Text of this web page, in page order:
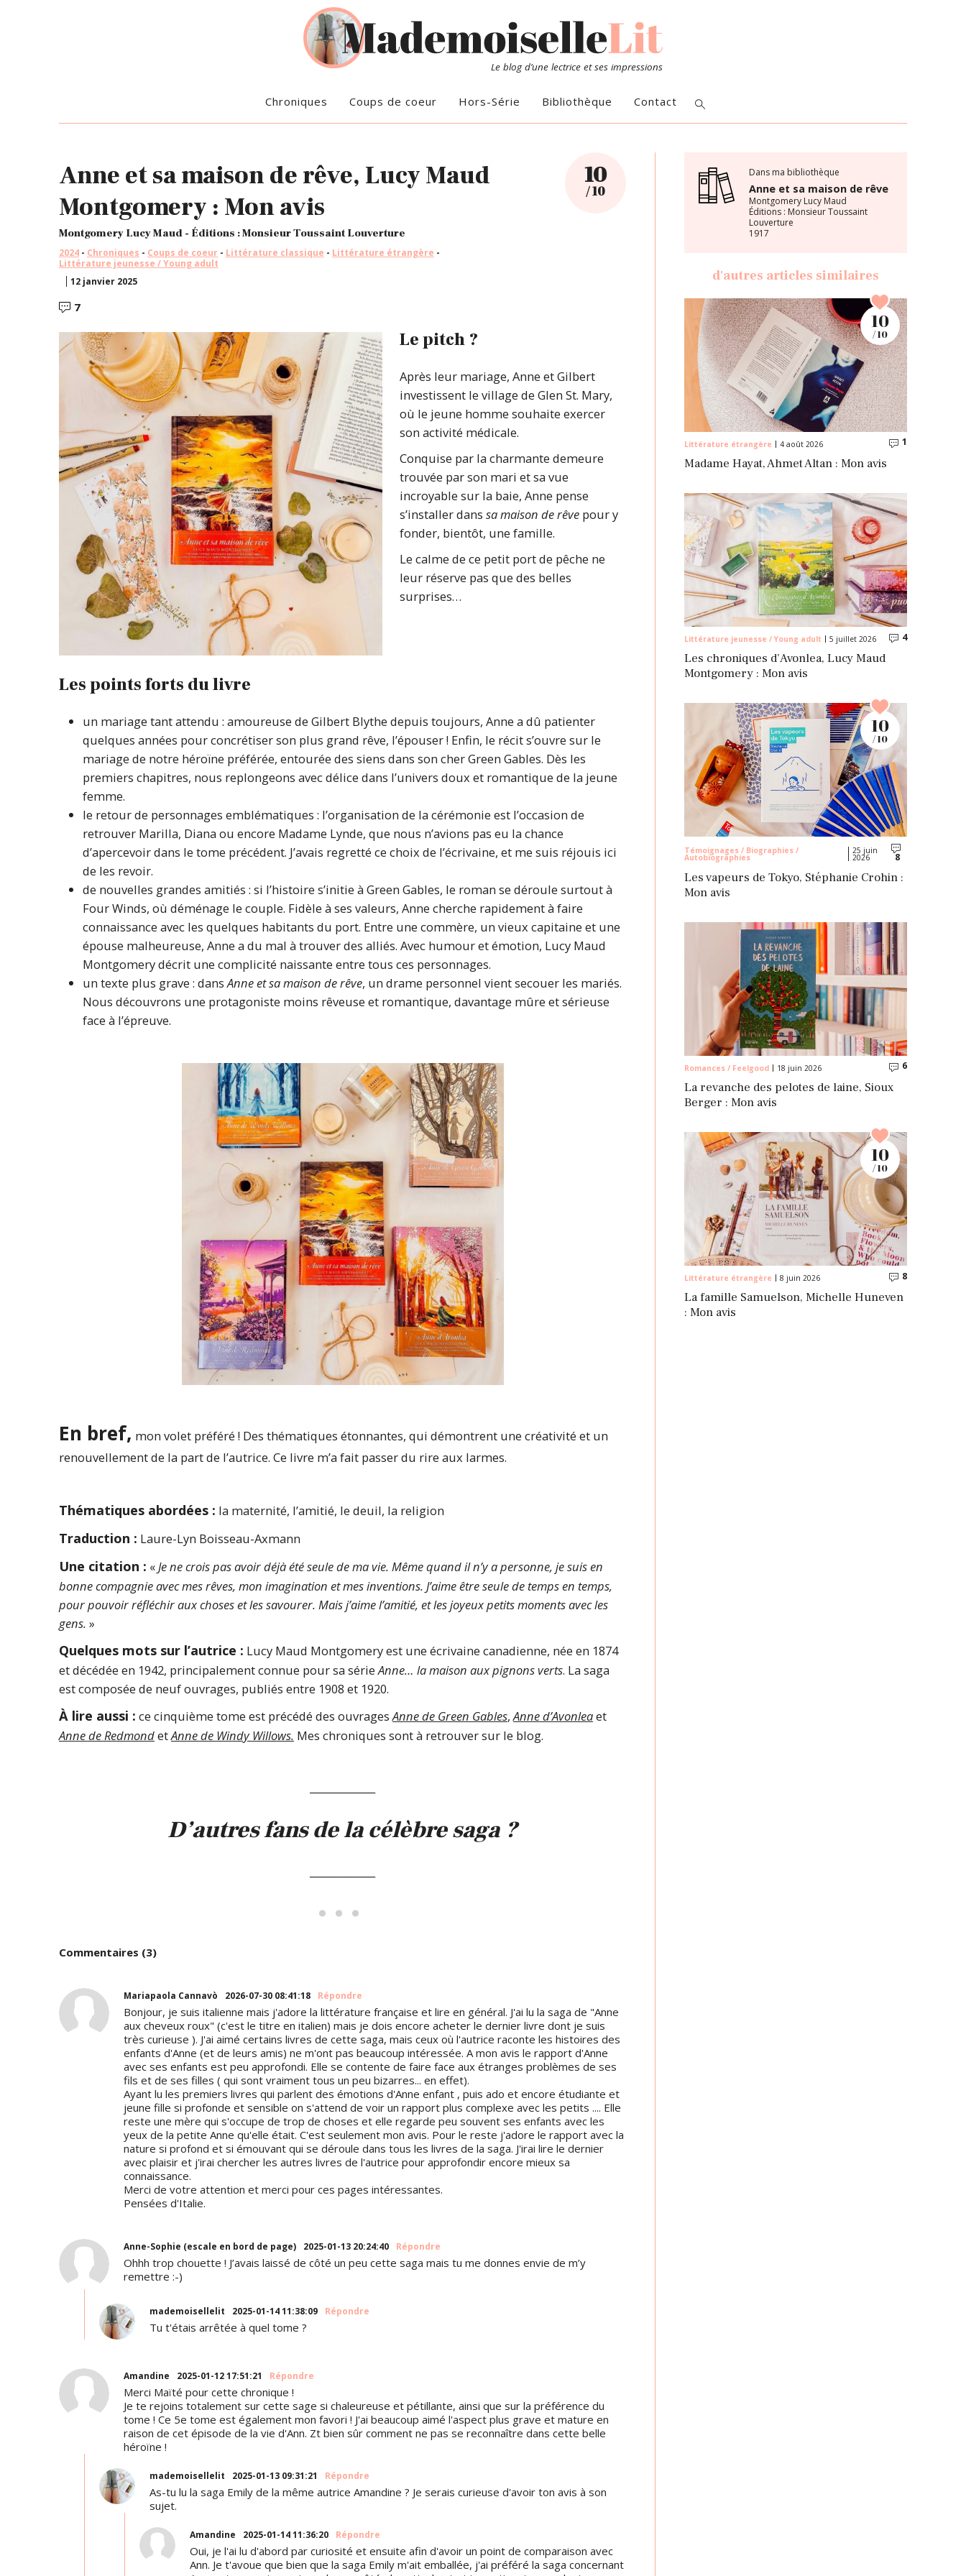
Le blog d’une lectrice et ses impressions
Chroniques Coups de coeur Hors-Série Bibliothèque Contact
Anne et sa maison de rêve, Lucy Maud
Montgomery : Mon avis
Montgomery Lucy Maud - Éditions : Monsieur Toussaint Louverture
10
/ 10
2024 - Chroniques - Coups de coeur - Littérature classique - Littérature étrangère -
Littérature jeunesse / Young adult
12 janvier 2025
7Commentaires
Le pitch ?
Après leur mariage, Anne et Gilbert
investissent le village de Glen St. Mary,
où le jeune homme souhaite exercer
son activité médicale.
Conquise par la charmante demeure
trouvée par son mari et sa vue
incroyable sur la baie, Anne pense
s’installer dans sa maison de rêve pour y
fonder, bientôt, une famille.
Le calme de ce petit port de pêche ne
leur réserve pas que des belles
surprises…
Les points forts du livre
un mariage tant attendu : amoureuse de Gilbert Blythe depuis toujours, Anne a dû patienter
quelques années pour concrétiser son plus grand rêve, l’épouser ! Enfin, le récit s’ouvre sur le
mariage de notre héroïne préférée, entourée des siens dans son cher Green Gables. Dès les
premiers chapitres, nous replongeons avec délice dans l’univers doux et romantique de la jeune
femme.
le retour de personnages emblématiques : l’organisation de la cérémonie est l’occasion de
retrouver Marilla, Diana ou encore Madame Lynde, que nous n’avions pas eu la chance
d’apercevoir dans le tome précédent. J’avais regretté ce choix de l’écrivaine, et me suis réjouis ici
de les revoir.
de nouvelles grandes amitiés : si l’histoire s’initie à Green Gables, le roman se déroule surtout à
Four Winds, où déménage le couple. Fidèle à ses valeurs, Anne cherche rapidement à faire
connaissance avec les quelques habitants du port. Entre une commère, un vieux capitaine et une
épouse malheureuse, Anne a du mal à trouver des alliés. Avec humour et émotion, Lucy Maud
Montgomery décrit une complicité naissante entre tous ces personnages.
un texte plus grave : dansAnne et sa maison de rêve, un drame personnel vient secouer les mariés.
Nous découvrons une protagoniste moins rêveuse et romantique, davantage mûre et sérieuse
face à l’épreuve.
En bref, mon volet préféré ! Des thématiques étonnantes, qui démontrent une créativité et un
renouvellement de la part de l’autrice. Ce livre m’a fait passer du rire aux larmes.
Thématiques abordées : la maternité, l’amitié, le deuil, la religion
Traduction : Laure-Lyn Boisseau-Axmann
Une citation : «Je ne crois pas avoir déjà été seule de ma vie. Même quand il n’y a personne, je suis en
bonne compagnie avec mes rêves, mon imagination et mes inventions. J’aime être seule de temps en temps,
pour pouvoir réfléchir aux choses et les savourer. Mais j’aime l’amitié, et les joyeux petits moments avec les
gens. »
Quelques mots sur l’autrice : Lucy Maud Montgomery est une écrivaine canadienne, née en 1874
et décédée en 1942, principalement connue pour sa sérieAnne… la maison aux pignons verts. La saga
est composée de neuf ouvrages, publiés entre 1908 et 1920.
À lire aussi : ce cinquième tome est précédé des ouvragesAnne de Green Gables,Anne d’Avonleaet
Anne de RedmondetAnne de Windy Willows. Mes chroniques sont à retrouver sur le blog.
D’autres fans de la célèbre saga ?
Commentaires (3)
Mariapaola Cannavò 2026-07-30 08:41:18 Répondre
Bonjour, je suis italienne mais j'adore la littérature française et lire en général. J'ai lu la saga de "Anne
aux cheveux roux" (c'est le titre en italien) mais je dois encore acheter le dernier livre dont je suis
très curieuse ). J'ai aimé certains livres de cette saga, mais ceux où l'autrice raconte les histoires des
enfants d'Anne (et de leurs amis) ne m'ont pas beaucoup intéressée. A mon avis le rapport d'Anne
avec ses enfants est peu approfondi. Elle se contente de faire face aux étranges problèmes de ses
fils et de ses filles ( qui sont vraiment tous un peu bizarres... en effet).
Ayant lu les premiers livres qui parlent des émotions d'Anne enfant , puis ado et encore étudiante et
jeune fille si profonde et sensible on s'attend de voir un rapport plus complexe avec les petits .... Elle
reste une mère qui s'occupe de trop de choses et elle regarde peu souvent ses enfants avec les
yeux de la petite Anne qu'elle était. C'est seulement mon avis. Pour le reste j'adore le rapport avec la
nature si profond et si émouvant qui se déroule dans tous les livres de la saga. J'irai lire le dernier
avec plaisir et j'irai chercher les autres livres de l'autrice pour approfondir encore mieux sa
connaissance.
Merci de votre attention et merci pour ces pages intéressantes.
Pensées d'Italie.
Anne-Sophie (escale en bord de page) 2025-01-13 20:24:40 Répondre
Ohhh trop chouette ! J’avais laissé de côté un peu cette saga mais tu me donnes envie de m’y
remettre :-)
mademoisellelit 2025-01-14 11:38:09 Répondre
Tu t'étais arrêtée à quel tome ?
Amandine 2025-01-12 17:51:21 Répondre
Merci Maïté pour cette chronique !
Je te rejoins totalement sur cette sage si chaleureuse et pétillante, ainsi que sur la préférence du
tome ! Ce 5e tome est également mon favori ! J'ai beaucoup aimé l'aspect plus grave et mature en
raison de cet épisode de la vie d'Ann. Zt bien sûr comment ne pas se reconnaître dans cette belle
héroïne !
mademoisellelit 2025-01-13 09:31:21 Répondre
As-tu lu la saga Emily de la même autrice Amandine ? Je serais curieuse d'avoir ton avis à son
sujet.
Amandine 2025-01-14 11:36:20 Répondre
Oui, je l'ai lu d'abord par curiosité et ensuite afin d'avoir un point de comparaison avec
Ann. Je t'avoue que bien que la saga Emily m'ait emballée, j'ai préféré la saga concernant
Dans ma bibliothèque
Anne et sa maison de rêve
Montgomery Lucy Maud
Éditions : Monsieur Toussaint
Louverture
1917
d'autres articles similaires
Littérature étrangère 4 août 2026 1
Madame Hayat, Ahmet Altan : Mon avis
10
/ 10
Littérature jeunesse / Young adult 5 juillet 2026 4
Les chroniques d’Avonlea, Lucy Maud
Montgomery : Mon avis
Témoignages / Biographies /
Autobiographies
25 juin
2026 8Commentaires
Les vapeurs de Tokyo, Stéphanie Crohin :
Mon avis
10
/ 10
Romances / Feelgood 18 juin 2026 6
La revanche des pelotes de laine, Sioux
Berger : Mon avis
Littérature étrangère 8 juin 2026 8
La famille Samuelson, Michelle Huneven
: Mon avis
10
/ 10